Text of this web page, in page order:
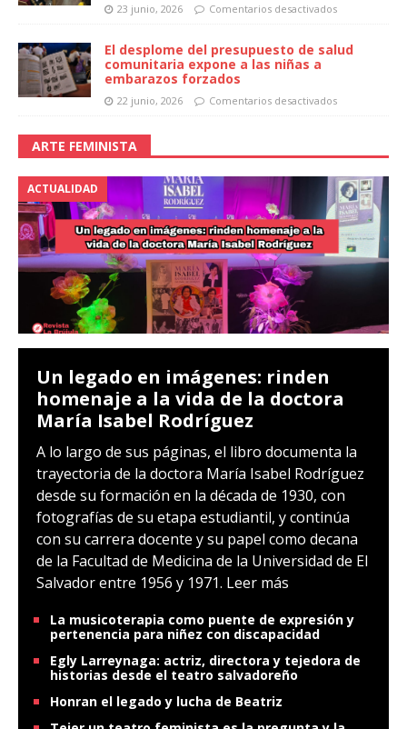
23 junio, 2026 Comentarios desactivados
El desplome del presupuesto de salud
comunitaria expone a las niñas a
embarazos forzados
22 junio, 2026 Comentarios desactivados
ARTE FEMINISTA
ACTUALIDAD
Un legado en imágenes: rinden
homenaje a la vida de la doctora
María Isabel Rodríguez
A lo largo de sus páginas, el libro documenta la
trayectoria de la doctora María Isabel Rodríguez
desde su formación en la década de 1930, con
fotografías de su etapa estudiantil, y continúa
con su carrera docente y su papel como decana
de la Facultad de Medicina de la Universidad de El
Salvador entre 1956 y 1971. Leer más
La musicoterapia como puente de expresión y
pertenencia para niñez con discapacidad
Egly Larreynaga: actriz, directora y tejedora de
historias desde el teatro salvadoreño
Honran el legado y lucha de Beatriz